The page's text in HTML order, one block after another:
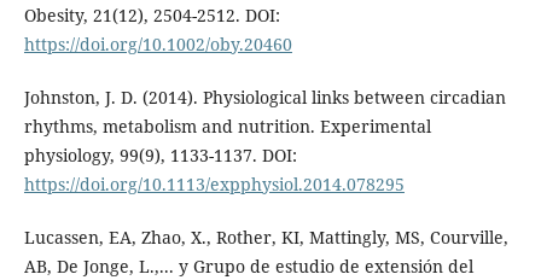
Obesity, 21(12), 2504-2512. DOI:
https://doi.org/10.1002/oby.20460
Johnston, J. D. (2014). Physiological links between circadian
rhythms, metabolism and nutrition. Experimental
physiology, 99(9), 1133-1137. DOI:
https://doi.org/10.1113/expphysiol.2014.078295
Lucassen, EA, Zhao, X., Rother, KI, Mattingly, MS, Courville,
AB, De Jonge, L.,... y Grupo de estudio de extensión del